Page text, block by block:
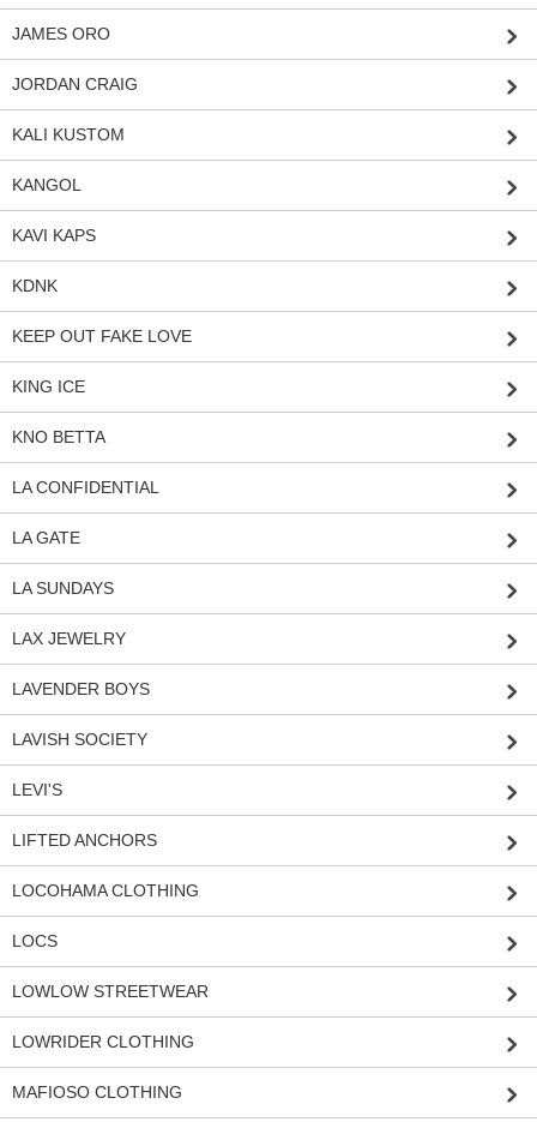
JAMES ORO
JORDAN CRAIG
KALI KUSTOM
KANGOL
KAVI KAPS
KDNK
KEEP OUT FAKE LOVE
KING ICE
KNO BETTA
LA CONFIDENTIAL
LA GATE
LA SUNDAYS
LAX JEWELRY
LAVENDER BOYS
LAVISH SOCIETY
LEVI'S
LIFTED ANCHORS
LOCOHAMA CLOTHING
LOCS
LOWLOW STREETWEAR
LOWRIDER CLOTHING
MAFIOSO CLOTHING